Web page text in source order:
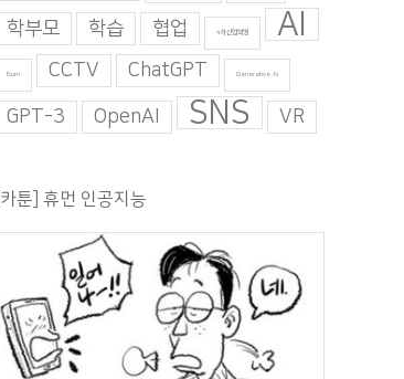
학부모
학습 협업 4차산업혁명 AI
Burn CCTV ChatGPT Generative AI
GPT-3 OpenAI SNS VR
[카툰] 휴먼 인공지능